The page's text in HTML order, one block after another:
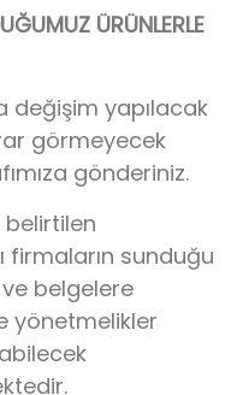
ÜRÜNLERLE
değişim yapılacak
görmeyecek
gönderiniz.
belirtilen
firmaların sunduğu
belgelere
yönetmelikler